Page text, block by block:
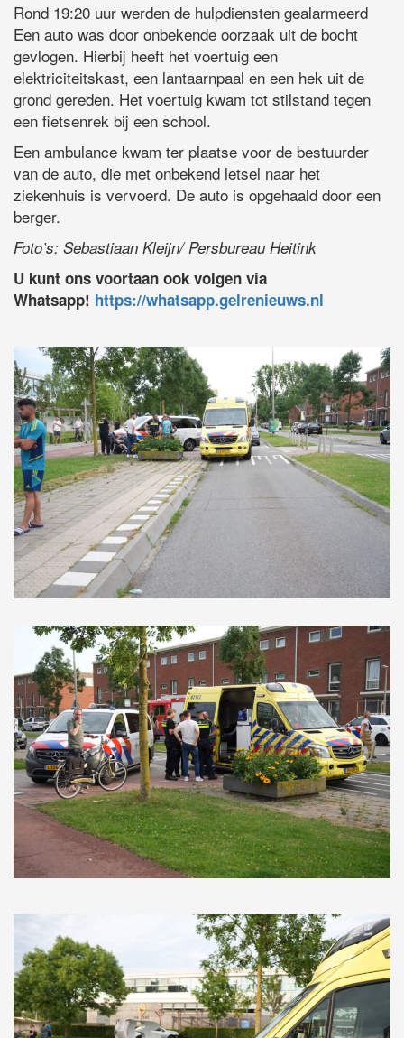
Rond 19:20 uur werden de hulpdiensten gealarmeerd
Een auto was door onbekende oorzaak uit de bocht
gevlogen. Hierbij heeft het voertuig een
elektriciteitskast, een lantaarnpaal en een hek uit de
grond gereden. Het voertuig kwam tot stilstand tegen
een fietsenrek bij een school.
Een ambulance kwam ter plaatse voor de bestuurder
van de auto, die met onbekend letsel naar het
ziekenhuis is vervoerd. De auto is opgehaald door een
berger.
Foto’s: Sebastiaan Kleijn/ Persbureau Heitink
U kunt ons voortaan ook volgen via
Whatsapp! https://whatsapp.gelrenieuws.nl